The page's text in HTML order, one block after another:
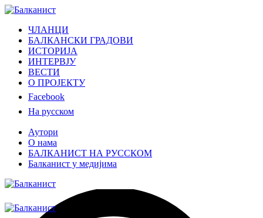
ЧЛАНЦИ
БАЛКАНСКИ ГРАДОВИ
ИСТОРИЈА
ИНТЕРВЈУ
ВЕСТИ
О ПРОЈЕКТУ
Facebook
На русском
Аутори
О нама
БАЛКАНИСТ НА РУССКОМ
Балканист у медијима